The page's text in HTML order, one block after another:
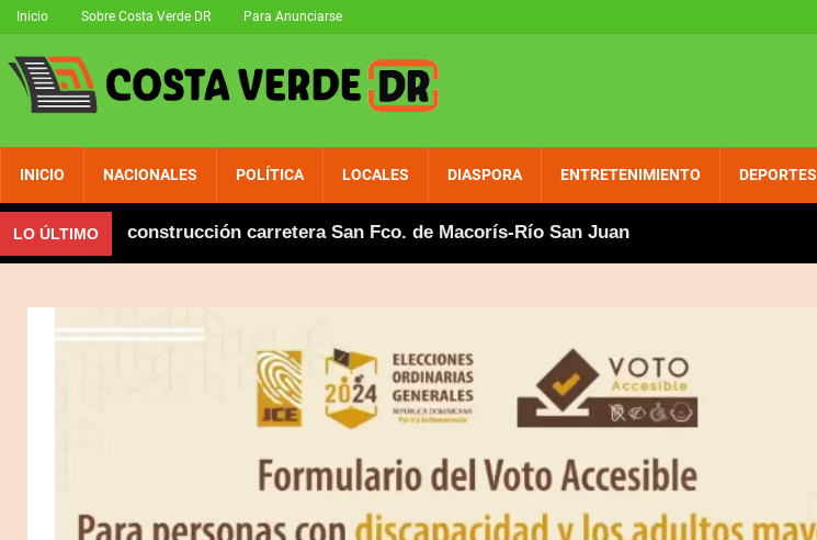
Inicio Sobre Costa Verde DR Para Anunciarse
INICIO NACIONALES POLÍTICA LOCALES DIASPORA ENTRETENIMIENTO DEPORTES
LO ÚLTIMO
en construcción carretera San Fco. de Macorís-Río San Juan Soñar no cuesta nada